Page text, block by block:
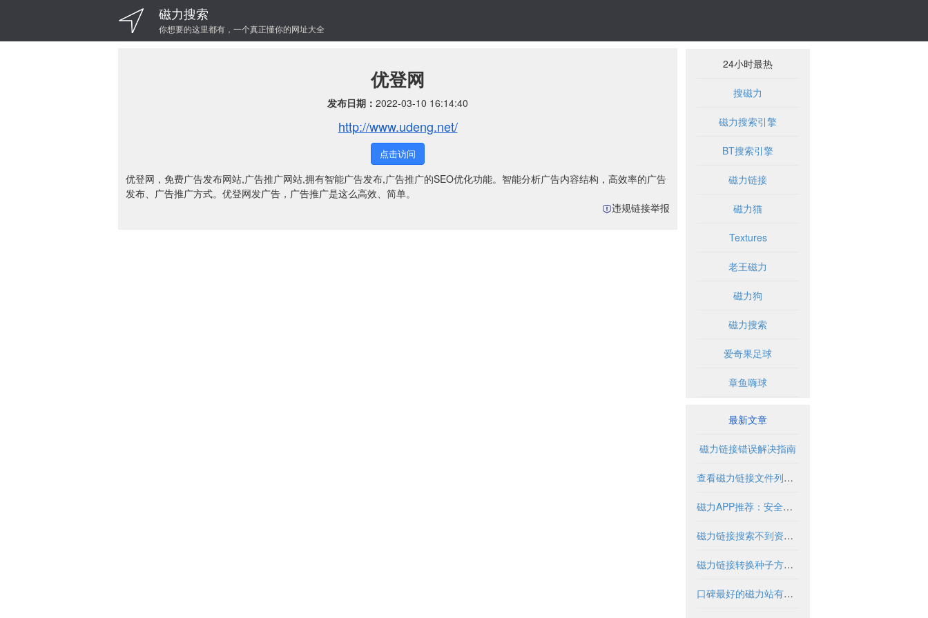
磁力搜索
你想要的这里都有，一个真正懂你的网址大全
优登网
发布日期： 2022-03-10 16:14:40
http://www.udeng.net/
点击访问
优登网，免费广告发布网站,广告推广网站,拥有智能广告发布,广告推广的SEO优化功能。智能分析广告内容结构，高效率的广告
发布、广告推广方式。优登网发广告，广告推广是这么高效、简单。
违规链接举报
24小时最热
搜磁力
磁力搜索引擎
BT搜索引擎
磁力链接
磁力猫
Textures
老王磁力
磁力狗
磁力搜索
爱奇果足球
章鱼嗨球
最新文章
磁力链接错误解决指南
查看磁力链接文件列表的实用方法与工具
磁力APP推荐：安全使用指南与优质资源盘点
磁力链接搜索不到资源怎么办？
磁力链接转换种子方法与工具解析
口碑最好的磁力站有哪些推荐？2024年全面解析